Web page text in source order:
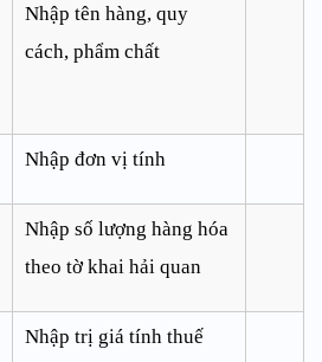
Nhập tên hàng, quy
cách, phẩm chất
Nhập đơn vị tính
Nhập số lượng hàng hóa
theo tờ khai hải quan
Nhập trị giá tính thuế